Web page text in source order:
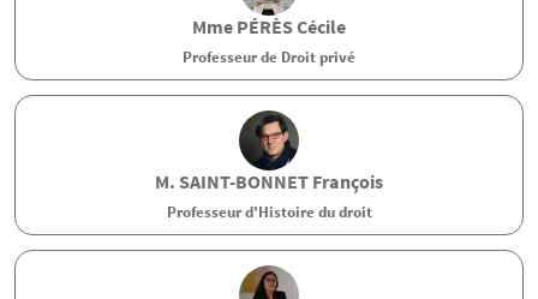
Mme PÉRÈSCécile
Professeur de Droit privé
M. SAINT-BONNET François
Professeur d'Histoire du droit